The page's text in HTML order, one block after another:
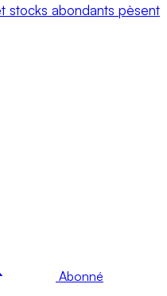
stocks abondants pèsent
Abonné